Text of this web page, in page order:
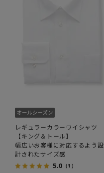
レギュラーカラーワイシャツ
【キング＆トール】
幅広いお客様に対応するよう設
計されたサイズ感
5.0 （1）